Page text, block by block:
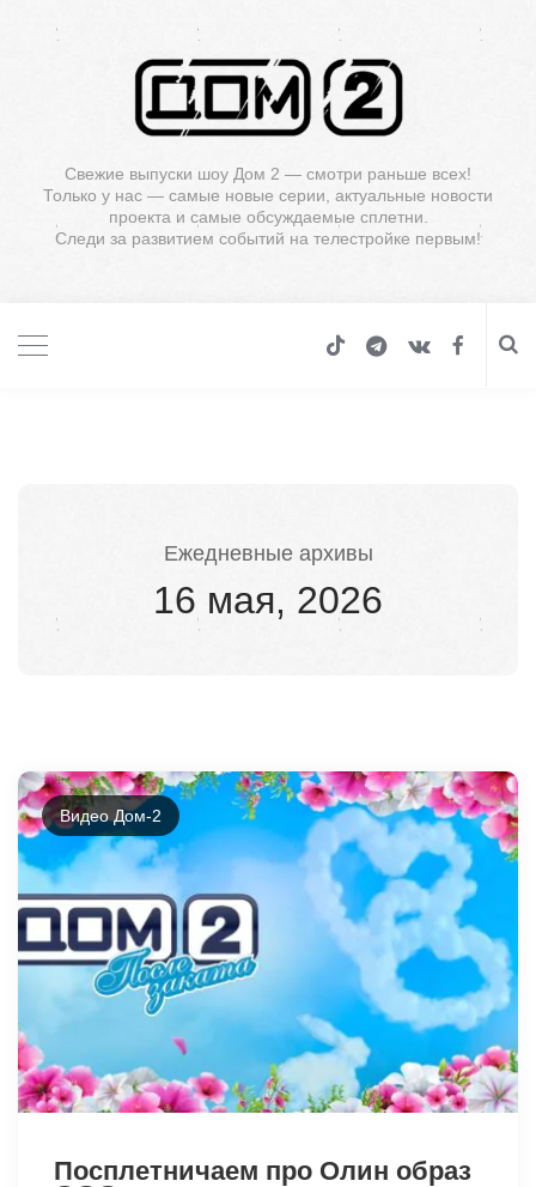
Свежие выпуски шоу Дом 2 — смотри раньше всех!
Только у нас — самые новые серии, актуальные новости
проекта и самые обсуждаемые сплетни.
Следи за развитием событий на телестройке первым!
Ежедневные архивы
16 мая, 2026
Видео Дом-2
Посплетничаем про Олин образ